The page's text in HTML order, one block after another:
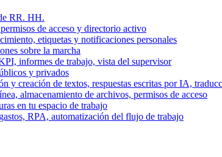
RR. HH.
de acceso y directorio activo
etiquetas y notificaciones personales
sobre la marcha
informes de trabajo, vista del supervisor
y privados
y creación de textos, respuestas escritas por IA,
almacenamiento de archivos, permisos de acceso
en tu espacio de trabajo
RPA, automatización del flujo de trabajo